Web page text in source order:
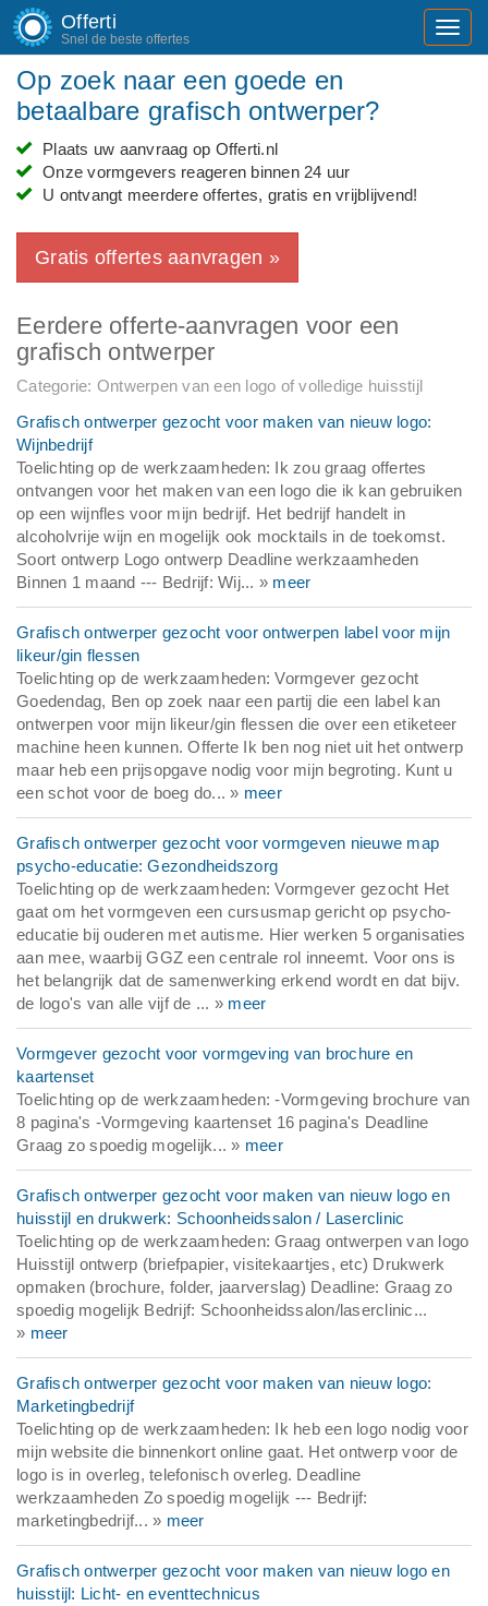
Offerti
Snel de beste offertes
Op zoek naar een goede en
betaalbare grafisch ontwerper?
Plaats uw aanvraag op Offerti.nl
Onze vormgevers reageren binnen 24 uur
U ontvangt meerdere offertes, gratis en vrijblijvend!
Gratis offertes aanvragen »
Eerdere offerte-aanvragen voor een
grafisch ontwerper
Categorie: Ontwerpen van een logo of volledige huisstijl
Grafisch ontwerper gezocht voor maken van nieuw logo:
Wijnbedrijf
Toelichting op de werkzaamheden: Ik zou graag offertes
ontvangen voor het maken van een logo die ik kan gebruiken
op een wijnfles voor mijn bedrijf. Het bedrijf handelt in
alcoholvrije wijn en mogelijk ook mocktails in de toekomst.
Soort ontwerp Logo ontwerp Deadline werkzaamheden
Binnen 1 maand --- Bedrijf: Wij... » meer
Grafisch ontwerper gezocht voor ontwerpen label voor mijn
likeur/gin flessen
Toelichting op de werkzaamheden: Vormgever gezocht
Goedendag, Ben op zoek naar een partij die een label kan
ontwerpen voor mijn likeur/gin flessen die over een etiketeer
machine heen kunnen. Offerte Ik ben nog niet uit het ontwerp
maar heb een prijsopgave nodig voor mijn begroting. Kunt u
een schot voor de boeg do... » meer
Grafisch ontwerper gezocht voor vormgeven nieuwe map
psycho-educatie: Gezondheidszorg
Toelichting op de werkzaamheden: Vormgever gezocht Het
gaat om het vormgeven een cursusmap gericht op psycho-
educatie bij ouderen met autisme. Hier werken 5 organisaties
aan mee, waarbij GGZ een centrale rol inneemt. Voor ons is
het belangrijk dat de samenwerking erkend wordt en dat bijv.
de logo's van alle vijf de ... » meer
Vormgever gezocht voor vormgeving van brochure en
kaartenset
Toelichting op de werkzaamheden: -Vormgeving brochure van
8 pagina's -Vormgeving kaartenset 16 pagina's Deadline
Graag zo spoedig mogelijk... » meer
Grafisch ontwerper gezocht voor maken van nieuw logo en
huisstijl en drukwerk: Schoonheidssalon / Laserclinic
Toelichting op de werkzaamheden: Graag ontwerpen van logo
Huisstijl ontwerp (briefpapier, visitekaartjes, etc) Drukwerk
opmaken (brochure, folder, jaarverslag) Deadline: Graag zo
spoedig mogelijk Bedrijf: Schoonheidssalon/laserclinic...
» meer
Grafisch ontwerper gezocht voor maken van nieuw logo:
Marketingbedrijf
Toelichting op de werkzaamheden: Ik heb een logo nodig voor
mijn website die binnenkort online gaat. Het ontwerp voor de
logo is in overleg, telefonisch overleg. Deadline
werkzaamheden Zo spoedig mogelijk --- Bedrijf:
marketingbedrijf... » meer
Grafisch ontwerper gezocht voor maken van nieuw logo en
huisstijl: Licht- en eventtechnicus